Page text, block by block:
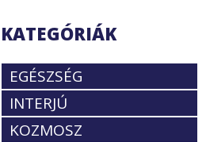
KATEGÓRIÁK
EGÉSZSÉG
INTERJÚ
KOZMOSZ